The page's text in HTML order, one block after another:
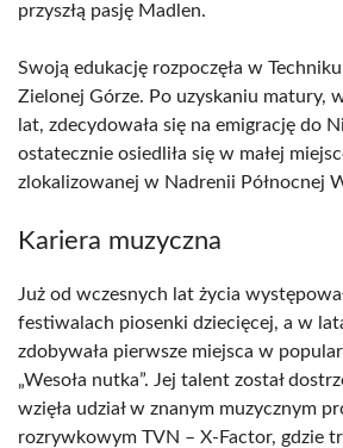
przyszłą pasję Madlen.
Swoją edukację rozpoczęła w
Zielonej Górze. Po uzyskaniu matury,
lat, zdecydowała się na emigrację do
ostatecznie osiedliła się w małej
zlokalizowanej w Nadrenii Północnej
Kariera muzyczna
Już od wczesnych lat życia
festiwalach piosenki dziecięcej, a w
zdobywała pierwsze miejsca w
„Wesoła nutka”. Jej talent został
wzięła udział w znanym muzycznym
rozrywkowym TVN – X-Factor, gdzie